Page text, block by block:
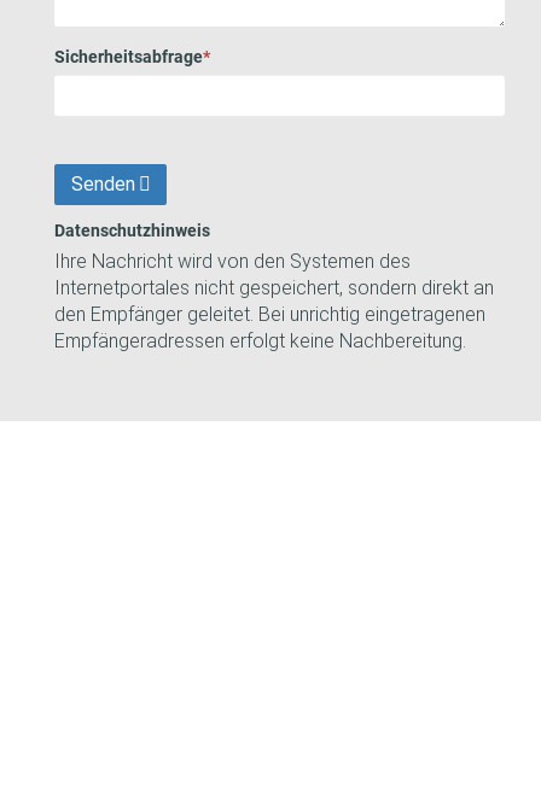
Sicherheitsabfrage*
Senden
Datenschutzhinweis
Ihre Nachricht wird von den Systemen des
Internetportales nicht gespeichert, sondern direkt an
den Empfänger geleitet. Bei unrichtig eingetragenen
Empfängeradressen erfolgt keine Nachbereitung.